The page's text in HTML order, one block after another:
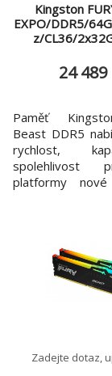
Kingston
EXPO/DDR5/
z/CL36/
24 489
Paměť
Beast DDR5
rychlost,
spolehlivost
platformy nové
zlepšují
32bitovým
zvýšení
FURY Beast
Zadejte dotaz,